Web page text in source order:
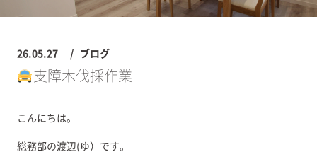
26.05.27 ブログ
支障木伐採作業
こんにちは。
総務部の渡辺(ゆ）です。